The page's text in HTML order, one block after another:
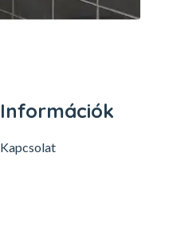
Információk
Kapcsolat